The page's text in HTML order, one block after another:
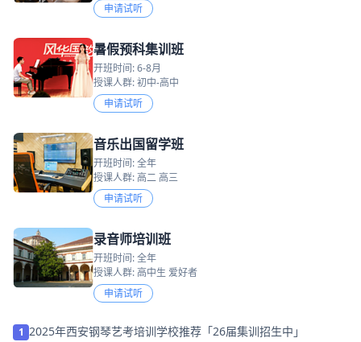
申请试听
暑假预科集训班
开班时间: 6-8月
授课人群: 初中-高中
申请试听
音乐出国留学班
开班时间: 全年
授课人群: 高二 高三
申请试听
录音师培训班
开班时间: 全年
授课人群: 高中生 爱好者
申请试听
1 2025年西安钢琴艺考培训学校推荐「26届集训招生中」